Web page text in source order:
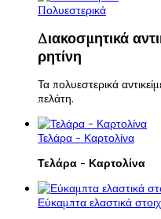
Πολυεστερικά
Διακοσμητικά
ρητίνη
Τα πολυεστερικά
πελάτη.
Τελάρα - Καρτολίνα
Τελάρα - Καρτολίνα
Εύκαμπτα ελαστικά